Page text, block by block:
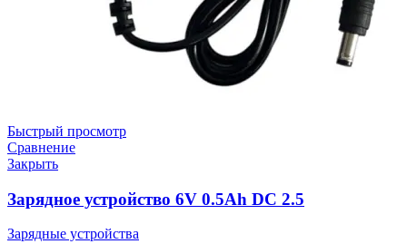
Быстрый просмотр
Сравнение
Закрыть
Зарядное устройство 6V 0.5Ah DC 2.5
Зарядные устройства